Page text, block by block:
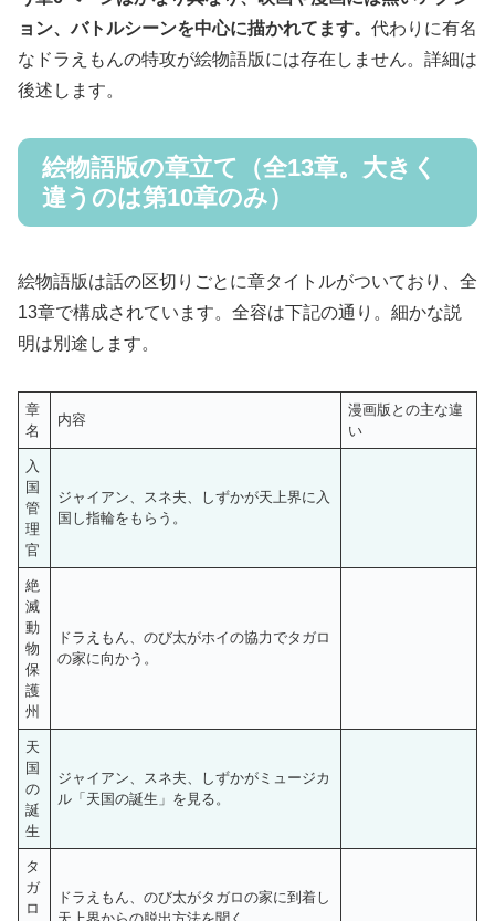
ョン、バトルシーンを中心に描かれてます。 代わりに有名
なドラえもんの特攻が絵物語版には存在しません。詳細は
後述します。
絵物語版の章立て（全13章。大きく
違うのは第10章のみ）
絵物語版は話の区切りごとに章タイトルがついており、全
13章で構成されています。全容は下記の通り。細かな説
明は別途します。
章
名
内容
漫画版との主な違
い
入
国
管
理
官
ジャイアン、スネ夫、しずかが天上界に入
国し指輪をもらう。
絶
滅
動
物
保
護
州
ドラえもん、のび太がホイの協力でタガロ
の家に向かう。
天
国
の
誕
生
ジャイアン、スネ夫、しずかがミュージカ
ル「天国の誕生」を見る。
タ
ガ
ロ
ドラえもん、のび太がタガロの家に到着し
天上界からの脱出方法を聞く。